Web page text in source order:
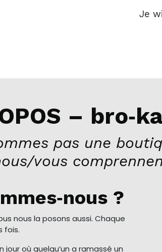
Je
–
pas une
vous
?
nous la posons aussi. Chaque
fois.
jour où quelqu’un a ramassé un